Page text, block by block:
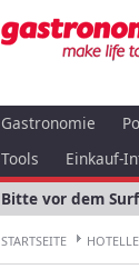
Gastronomie
Tools
Einkauf-
Bitte vor dem
STARTSEITE